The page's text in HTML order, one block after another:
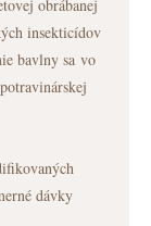
obrábanej
insekticídov
bavlny sa vo
dávky